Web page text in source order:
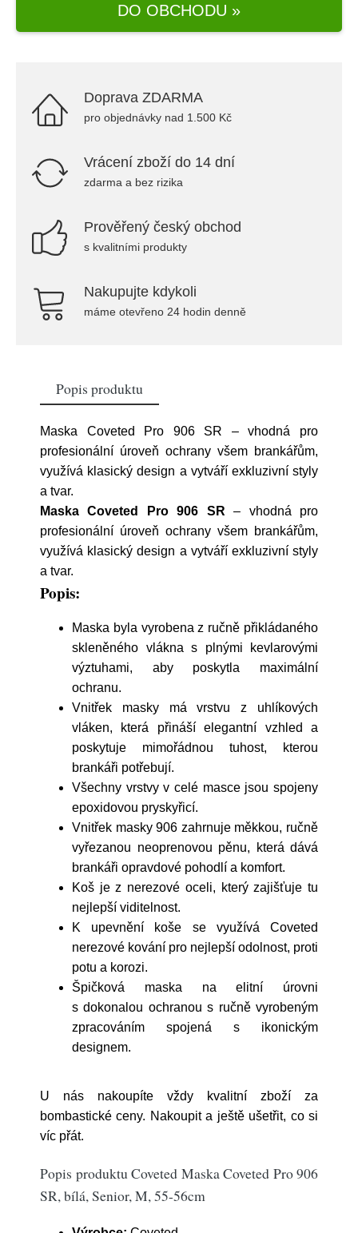
DO OBCHODU »
Doprava ZDARMA
pro objednávky nad 1.500 Kč
Vrácení zboží do 14 dní
zdarma a bez rizika
Prověřený český obchod
s kvalitními produkty
Nakupujte kdykoli
máme otevřeno 24 hodin denně
Popis produktu
Maska Coveted Pro 906 SR – vhodná pro
profesionální úroveň ochrany všem brankářům,
využívá klasický design a vytváří exkluzivní styly
a tvar.
Maska Coveted Pro 906 SR – vhodná pro
profesionální úroveň ochrany všem brankářům,
využívá klasický design a vytváří exkluzivní styly
a tvar.
Popis:
Maska byla vyrobena z ručně přikládaného
skleněného vlákna s plnými kevlarovými
výztuhami, aby poskytla maximální
ochranu.
Vnitřek masky má vrstvu z uhlíkových
vláken, která přináší elegantní vzhled a
poskytuje mimořádnou tuhost, kterou
brankáři potřebují.
Všechny vrstvy v celé masce jsou spojeny
epoxidovou pryskyřicí.
Vnitřek masky 906 zahrnuje měkkou, ručně
vyřezanou neoprenovou pěnu, která dává
brankáři opravdové pohodlí a komfort.
Koš je z nerezové oceli, který zajišťuje tu
nejlepší viditelnost.
K upevnění koše se využívá Coveted
nerezové kování pro nejlepší odolnost, proti
potu a korozi.
Špičková maska na elitní úrovni
s dokonalou ochranou s ručně vyrobeným
zpracováním spojená s ikonickým
designem.
U nás nakoupíte vždy kvalitní zboží za
bombastické ceny. Nakoupit a ještě ušetřit, co si
víc přát.
Popis produktu Coveted Maska Coveted Pro 906
SR, bílá, Senior, M, 55-56cm